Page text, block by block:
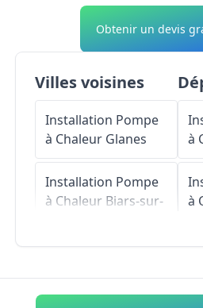
Obtenir un devis
Villes voisines
Installation Pompe
à Chaleur Glanes
Installation Pompe
à Chaleur Biars-sur-
à ChaleurGagnac-
à
à